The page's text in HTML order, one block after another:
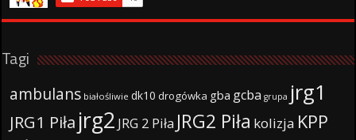
Tagi
ambulans białośliwie dk10 drogówka gba gcba grupa jrg1
JRG1 Piła jrg2 JRG 2 Piła JRG2 Piła kolizja KPP